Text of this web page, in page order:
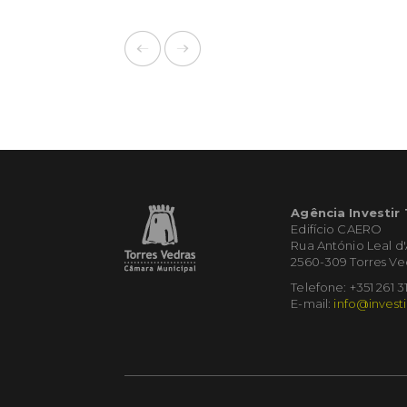
Agência Investir
Edifício CAERO
Rua António Leal
2560-309 Torres
Telefone: +351 261
E-mail: